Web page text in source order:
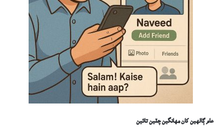
عام ڳالهين کان مهانگين چٽين تائين